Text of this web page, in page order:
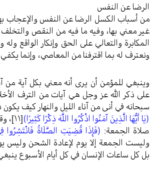
الرضا عن النفس
من أسباب الكسل الرضا عن النفس والإعجاب
غير معني بها، وفيه ما فيه من النقص
المكابرة والتعالي على الحق وإنكار
ونعترف له بما اقترفنا من المعاصي، وإنما
وينبغي للمؤمن أن يرى أنه معني بكل آية من
على ذكر الله عز وجل هي آيات من الترف
سبحانه في أنى من آناء الليل والنهار كيف
(يَا أَيُّهَا الَّذِينَ آمَنُوا اذْكُرُوا اللَّهَ ذِكْرًا كَثِيرًا)[١١] ،
صلاة الجمعة: (فَإِذَا قُضِيَتِ الصَّلَاةُ فَانْتَشِرُوا
وليست الجمعة إلا يوم لإعادة الشحن وليس
بل كل ساعات الإنسان في كل أيام الأسبوع